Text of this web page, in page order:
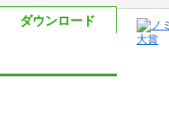
ダウンロード